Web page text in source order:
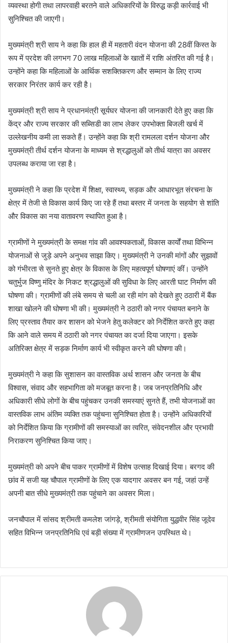
व्यवस्था होगी तथा लापरवाही बरतने वाले अधिकारियों के विरुद्ध कड़ी कार्रवाई भी
सुनिश्चित की जाएगी।
मुख्यमंत्री श्री साय ने कहा कि हाल ही में महतारी वंदन योजना की 28वीं किस्त के
रूप में प्रदेश की लगभग 70 लाख महिलाओं के खातों में राशि अंतरित की गई है।
उन्होंने कहा कि महिलाओं के आर्थिक सशक्तिकरण और सम्मान के लिए राज्य
सरकार निरंतर कार्य कर रही है।
मुख्यमंत्री श्री साय ने प्रधानमंत्री सूर्यघर योजना की जानकारी देते हुए कहा कि
केंद्र और राज्य सरकार की सब्सिडी का लाभ लेकर उपभोक्ता बिजली खर्च में
उल्लेखनीय कमी ला सकते हैं। उन्होंने कहा कि श्री रामलला दर्शन योजना और
मुख्यमंत्री तीर्थ दर्शन योजना के माध्यम से श्रद्धालुओं को तीर्थ यात्रा का अवसर
उपलब्ध कराया जा रहा है।
मुख्यमंत्री ने कहा कि प्रदेश में शिक्षा, स्वास्थ्य, सड़क और आधारभूत संरचना के
क्षेत्र में तेजी से विकास कार्य किए जा रहे हैं तथा बस्तर में जनता के सहयोग से शांति
और विकास का नया वातावरण स्थापित हुआ है।
ग्रामीणों ने मुख्यमंत्री के समक्ष गांव की आवश्यकताओं, विकास कार्यों तथा विभिन्न
योजनाओं से जुड़े अपने अनुभव साझा किए। मुख्यमंत्री ने उनकी मांगों और सुझावों
को गंभीरता से सुनते हुए क्षेत्र के विकास के लिए महत्वपूर्ण घोषणाएं कीं। उन्होंने
चतुर्भुज विष्णु मंदिर के निकट श्रद्धालुओं की सुविधा के लिए आरती घाट निर्माण की
घोषणा की। ग्रामीणों की लंबे समय से चली आ रही मांग को देखते हुए ठठारी में बैंक
शाखा खोलने की घोषणा भी की। मुख्यमंत्री ने ठठारी को नगर पंचायत बनाने के
लिए प्रस्ताव तैयार कर शासन को भेजने हेतु कलेक्टर को निर्देशित करते हुए कहा
कि आने वाले समय में ठठारी को नगर पंचायत का दर्जा दिया जाएगा। इसके
अतिरिक्त क्षेत्र में सड़क निर्माण कार्य भी स्वीकृत करने की घोषणा की।
मुख्यमंत्री ने कहा कि सुशासन का वास्तविक अर्थ शासन और जनता के बीच
विश्वास, संवाद और सहभागिता को मजबूत करना है। जब जनप्रतिनिधि और
अधिकारी सीधे लोगों के बीच पहुंचकर उनकी समस्याएं सुनते हैं, तभी योजनाओं का
वास्तविक लाभ अंतिम व्यक्ति तक पहुंचना सुनिश्चित होता है। उन्होंने अधिकारियों
को निर्देशित किया कि ग्रामीणों की समस्याओं का त्वरित, संवेदनशील और प्रभावी
निराकरण सुनिश्चित किया जाए।
मुख्यमंत्री को अपने बीच पाकर ग्रामीणों में विशेष उत्साह दिखाई दिया। बरगद की
छांव में सजी यह चौपाल ग्रामीणों के लिए एक यादगार अवसर बन गई, जहां उन्हें
अपनी बात सीधे मुख्यमंत्री तक पहुंचाने का अवसर मिला।
जनचौपाल में सांसद श्रीमती कमलेश जांगड़े, श्रीमती संयोगिता युद्धवीर सिंह जूदेव
सहित विभिन्न जनप्रतिनिधि एवं बड़ी संख्या में ग्रामीणजन उपस्थित थे।